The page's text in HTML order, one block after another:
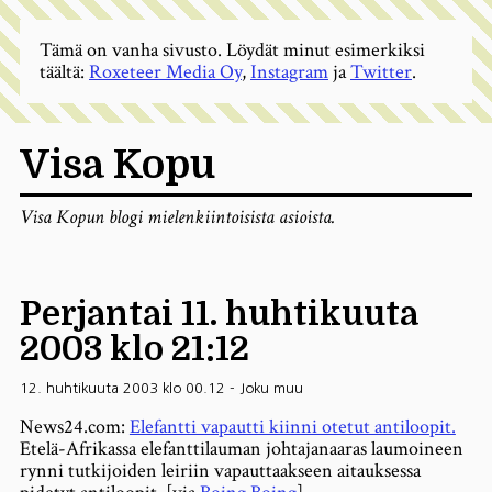
Visa Kopu
Visa Kopun blogi mielenkiintoisista asioista.
Perjantai 11. huhtikuuta
2003 klo 21:12
12. huhtikuuta 2003 klo 00.12 - Joku muu
News24.com: Elefantti vapautti kiinni otetut antiloopit.
Etelä-Afrikassa elefanttilauman johtajanaaras laumoineen
rynni tutkijoiden leiriin vapauttaakseen aitauksessa
Tämä on vanha sivusto. Löydät minut esimerkiksi
täältä: Roxeteer Media Oy,InstagramjaTwitter.